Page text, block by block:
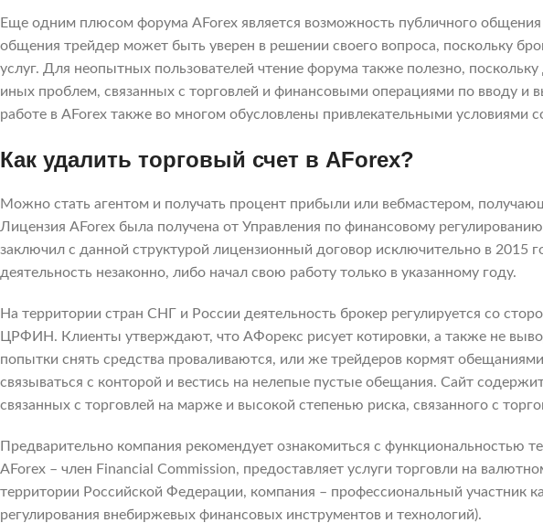
Еще одним плюсом форума AForex является возможность публичного общения
общения трейдер может быть уверен в решении своего вопроса, поскольку
услуг. Для неопытных пользователей чтение форума также полезно,
иных проблем, связанных с торговлей и финансовыми операциями по вводу
работе в AForex также во многом обусловлены привлекательными условиями
Как удалить торговый счет в AForex?
Можно стать агентом и получать процент прибыли или вебмастером,
Лицензия AForex была получена от Управления по финансовому
заключил с данной структурой лицензионный договор исключительно в 2015
деятельность незаконно, либо начал свою работу только в указанному году.
На территории стран СНГ и России деятельность брокер регулируется со
ЦРФИН. Клиенты утверждают, что АФорекс рисует котировки, а также не
попытки снять средства проваливаются, или же трейдеров кормят
связываться с конторой и вестись на нелепые пустые обещания. Сайт
связанных с торговлей на марже и высокой степенью риска, связанного с
Предварительно компания рекомендует ознакомиться с функциональностью
AForex – член Financial Commission, предоставляет услуги торговли на
территории Российской Федерации, компания – профессиональный участник
регулирования внебиржевых финансовых инструментов и технологий).